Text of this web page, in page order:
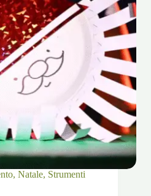
, Natale, Strumenti